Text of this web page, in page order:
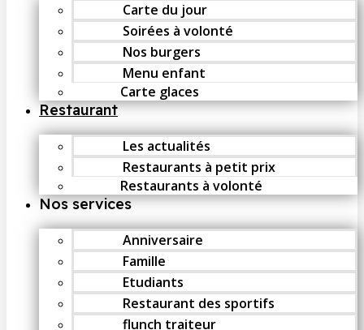
Carte du jour
Soirées à volonté
Nos burgers
Menu enfant
Carte glaces
Restaurant
Les actualités
Restaurants à petit prix
Restaurants à volonté
Nos services
Anniversaire
Famille
Etudiants
Restaurant des sportifs
flunch traiteur